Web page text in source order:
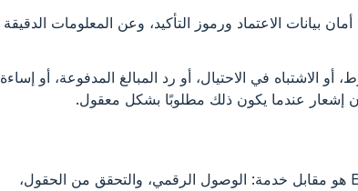
الاعتماد ورموز التأكيد، وعن المعلومات الدقيقة
أو الاشتباه في الاحتيال، أو رد المبالغ المدفوعة، أو إساءة
إشعار عندما يكون ذلك مطلوبًا بشكل معقول.
4.1 استمارة C5 الرسمية مجانية. ما تدفعه إلى EnterJamaica هو مقابل خدمة: الوصول الرقمي، والتحقق من الحقول،